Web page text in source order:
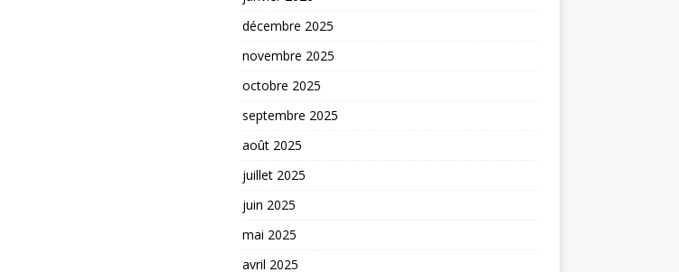
décembre 2025
novembre 2025
octobre 2025
septembre 2025
août 2025
juillet 2025
juin 2025
mai 2025
avril 2025